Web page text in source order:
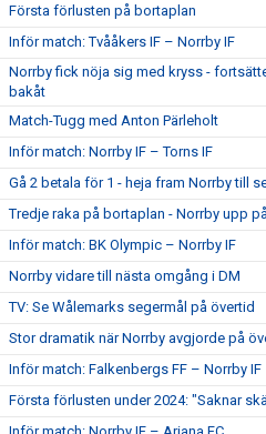
Första förlusten på bortaplan
Inför match: Tvååkers IF – Norrby IF
Norrby fick nöja sig med kryss -
bakåt
Match-Tugg med Anton Pärleholt
Inför match: Norrby IF – Torns IF
Gå 2 betala för 1 - heja fram Norrby till
Tredje raka på bortaplan - Norrby upp
Inför match: BK Olympic – Norrby IF
Norrby vidare till nästa omgång i DM
TV: Se Wålemarks segermål på övertid
Stor dramatik när Norrby avgjorde på
Inför match: Falkenbergs FF – Norrby IF
Första förlusten under 2024: "Saknar